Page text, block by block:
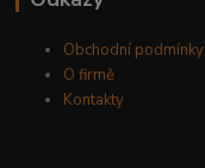
Obchodní podmínky
O firmě
Kontakty